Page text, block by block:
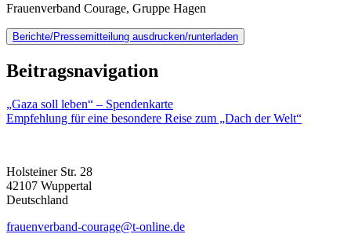
Frauenverband Courage, Gruppe Hagen
Berichte/Pressemitteilung ausdrucken/runterladen
Beitragsnavigation
„Gaza soll leben“ – Spendenkarte
Empfehlung für eine besondere Reise zum „Dach der Welt“
Holsteiner Str. 28
42107 Wuppertal
Deutschland
frauenverband-courage@t-online.de